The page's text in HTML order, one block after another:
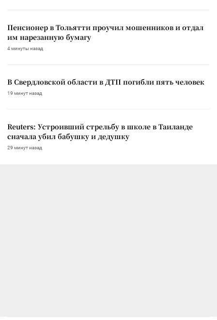
Пенсионер в Тольятти проучил мошенников и отдал
им нарезанную бумагу
4 минуты назад
В Свердловской области в ДТП погибли пять человек
19 минут назад
Reuters: Устроивший стрельбу в школе в Таиланде
сначала убил бабушку и дедушку
29 минут назад